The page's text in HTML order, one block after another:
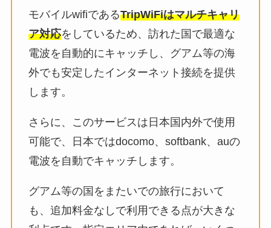
モバイルwifiであるTripWiFiはマルチキャリ
ア対応をしているため、訪れた国で最適な
電波を自動的にキャッチし、グアム等の海
外でも安定したインターネット接続を提供
します。
さらに、このサービスは日本国内外で使用
可能で、日本ではdocomo、softbank、auの
電波を自動でキャッチします。
グアム等の国をまたいでの旅行において
も、追加料金なしで利用できる点が大きな